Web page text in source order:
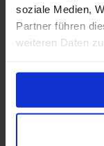
soziale Medien,
Partner führen
weiteren Daten
gesammelt
Alleen Cruise
Britse
Van / Naar
Nieuw